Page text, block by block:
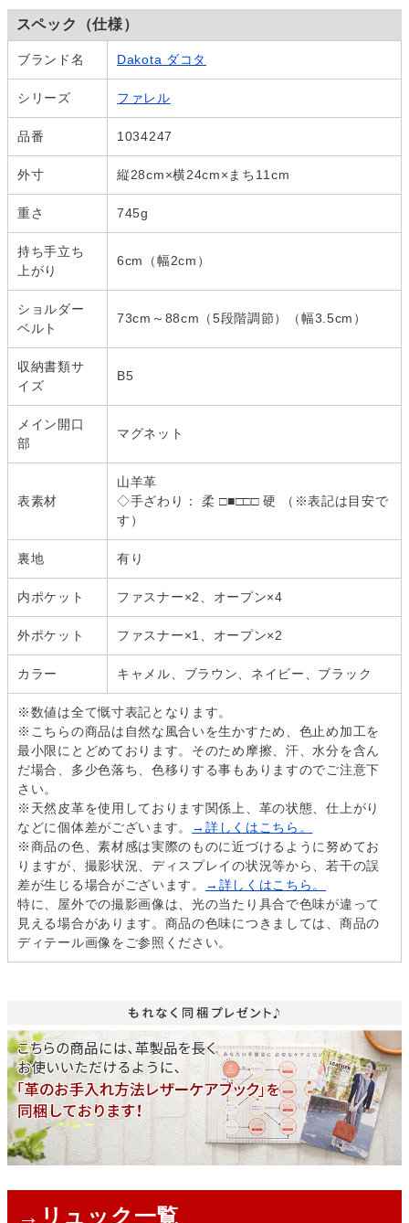
スペック（仕様）
ブランド名 Dakota ダコタ
シリーズ ファレル
品番 1034247
外寸 縦28cm×横24cm×まち11cm
重さ 745g
持ち手立ち
上がり
6cm（幅2cm）
ショルダー
ベルト
73cm～88cm（5段階調節）（幅3.5cm）
収納書類サ
イズ
B5
メイン開口
部
マグネット
表素材
山羊革
◇手ざわり： 柔 □■□□□ 硬 （※表記は目安で
す）
裏地 有り
内ポケット ファスナー×2、オープン×4
外ポケット ファスナー×1、オープン×2
カラー キャメル、ブラウン、ネイビー、ブラック
※数値は全て慨寸表記となります。
※こちらの商品は自然な風合いを生かすため、色止め加工を
最小限にとどめております。そのため摩擦、汗、水分を含ん
だ場合、多少色落ち、色移りする事もありますのでご注意下
さい。
※天然皮革を使用しております関係上、革の状態、仕上がり
などに個体差がございます。
→詳しくはこちら。
※商品の色、素材感は実際のものに近づけるように努めてお
りますが、撮影状況、ディスプレイの状況等から、若干の誤
差が生じる場合がございます。
→詳しくはこちら。
特に、屋外での撮影画像は、光の当たり具合で色味が違って
見える場合があります。商品の色味につきましては、商品の
ディテール画像をご参照ください。
→リュック一覧